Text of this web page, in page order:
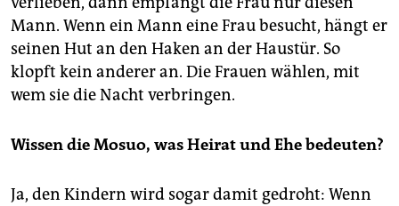
Mann. Wenn ein Mann eine Frau besucht, hängt er
seinen Hut an den Haken an der Haustür. So
klopft kein anderer an. Die Frauen wählen, mit
wem sie die Nacht verbringen.
Wissen die Mosuo, was Heirat und Ehe bedeuten?
Ja, den Kindern wird sogar damit gedroht: Wenn